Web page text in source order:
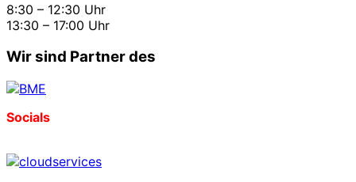
8:30 – 12:30 Uhr
13:30 – 17:00 Uhr
Wir sind Partner des
Socials